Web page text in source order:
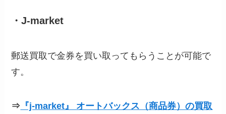
・J-market
郵送買取で金券を買い取ってもらうことが可能で
す。
⇒ 『j-market』 オートバックス（商品券）の買取